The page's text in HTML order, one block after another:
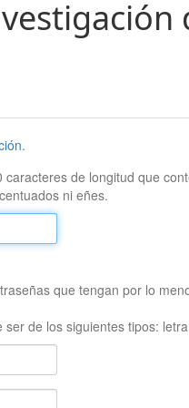
.
de longitud que
ni eñes.
que tengan por lo
de los siguientes tipos: